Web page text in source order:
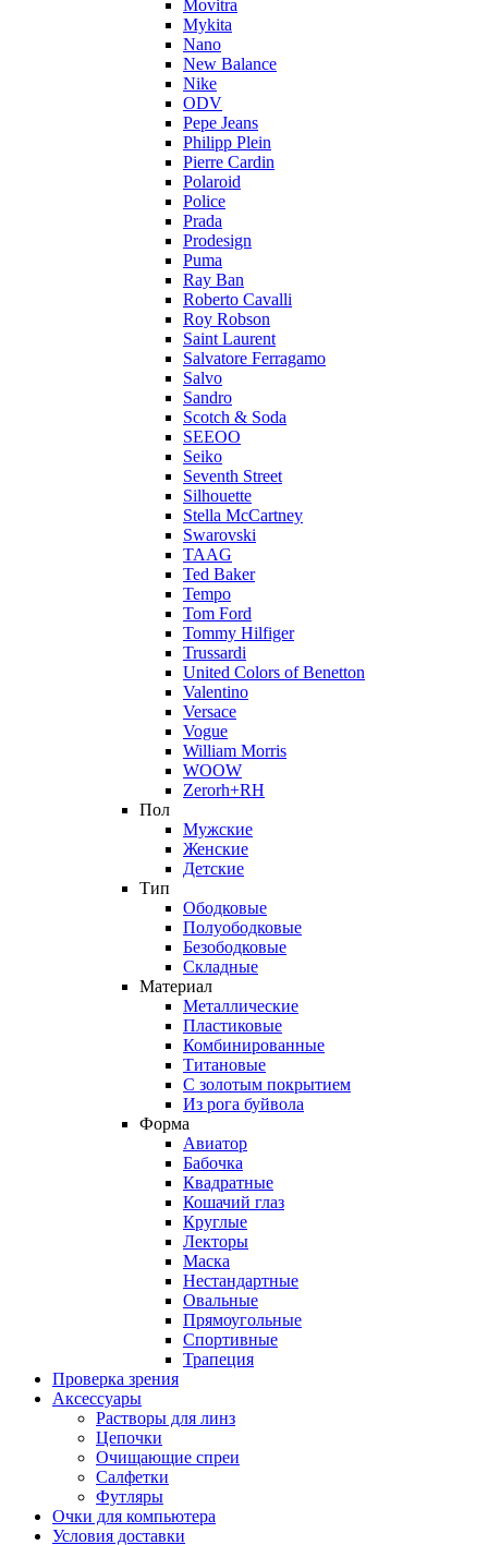
Movitra
Mykita
Nano
New Balance
Nike
ODV
Pepe Jeans
Philipp Plein
Pierre Cardin
Polaroid
Police
Prada
Prodesign
Puma
Ray Ban
Roberto Cavalli
Roy Robson
Saint Laurent
Salvatore Ferragamo
Salvo
Sandro
Scotch & Soda
SEEOO
Seiko
Seventh Street
Silhouette
Stella McCartney
Swarovski
TAAG
Ted Baker
Tempo
Tom Ford
Tommy Hilfiger
Trussardi
United Colors of Benetton
Valentino
Versace
Vogue
William Morris
WOOW
Zerorh+RH
Пол
Мужские
Женские
Детские
Тип
Ободковые
Полуободковые
Безободковые
Складные
Материал
Металлические
Пластиковые
Комбинированные
Титановые
С золотым покрытием
Из рога буйвола
Форма
Авиатор
Бабочка
Квадратные
Кошачий глаз
Круглые
Лекторы
Маска
Нестандартные
Овальные
Прямоугольные
Спортивные
Трапеция
Проверка зрения
Аксессуары
Растворы для линз
Цепочки
Очищающие спреи
Салфетки
Футляры
Очки для компьютера
Условия доставки